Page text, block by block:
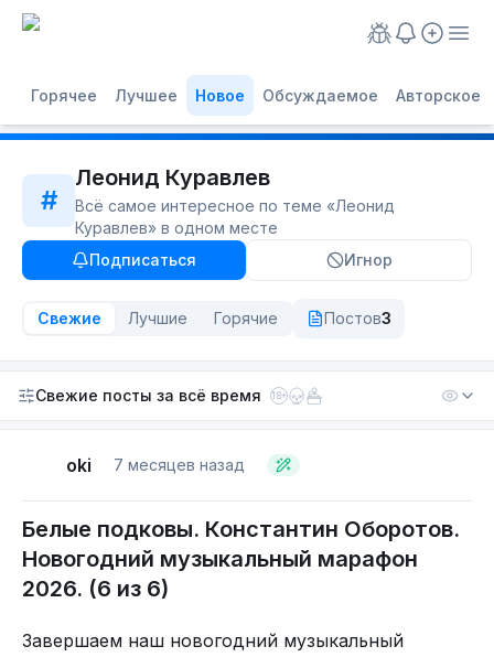
Горячее Лучшее Новое Обсуждаемое Авторское
#
Леонид Куравлев
Всё самое интересное по теме «Леонид
Куравлев» в одном месте
Подписаться
Игнор
Свежие Лучшие Горячие Постов3
Свежие посты за всё время 18+
oki 7 месяцев назад
Белые подковы. Константин Оборотов.
Новогодний музыкальный марафон
2026. (6 из 6)
Завершаем наш новогодний музыкальный